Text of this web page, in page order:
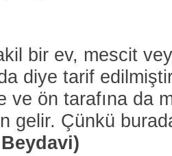
bir ev, mescit
diye tarif
ve ön tarafına da
gelir. Çünkü
Beydavi)